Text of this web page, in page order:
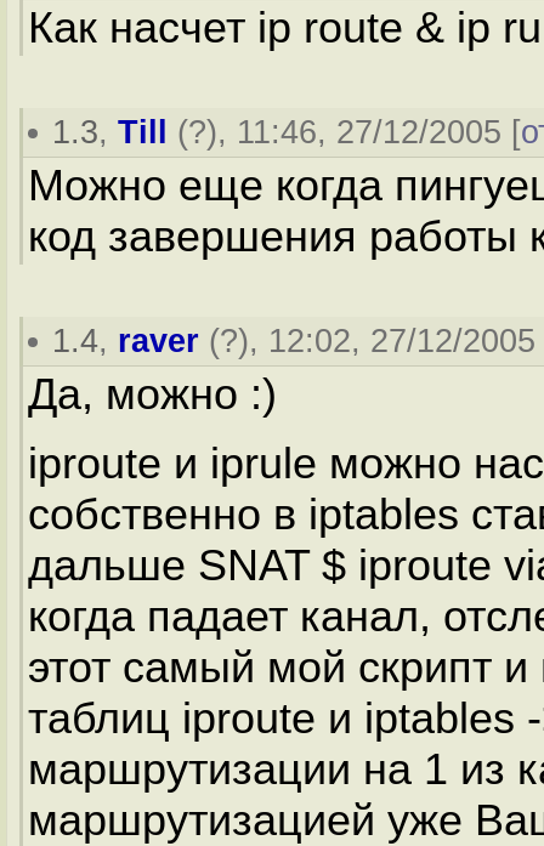
Как насчет ip route & ip
1.3,Till (?), 11:46, 27/12/2005 [
Можно еще когда
код завершения работы
1.4, raver (?), 12:02, 27/12/2005
Да, можно :)
iproute и iprule можно
собственно в iptables
дальше SNAT $ iproute
когда падает канал,
этот самый мой скрипт
таблиц iproute и iptables
маршрутизации на 1 из
маршрутизацией уже